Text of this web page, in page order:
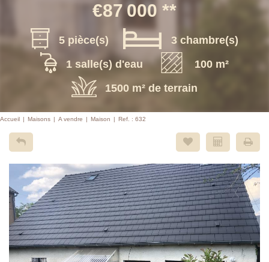
€87 000 **
5 pièce(s)
3 chambre(s)
1 salle(s) d'eau
100 m²
1500 m² de terrain
Accueil Maisons A vendre Maison Ref. : 632